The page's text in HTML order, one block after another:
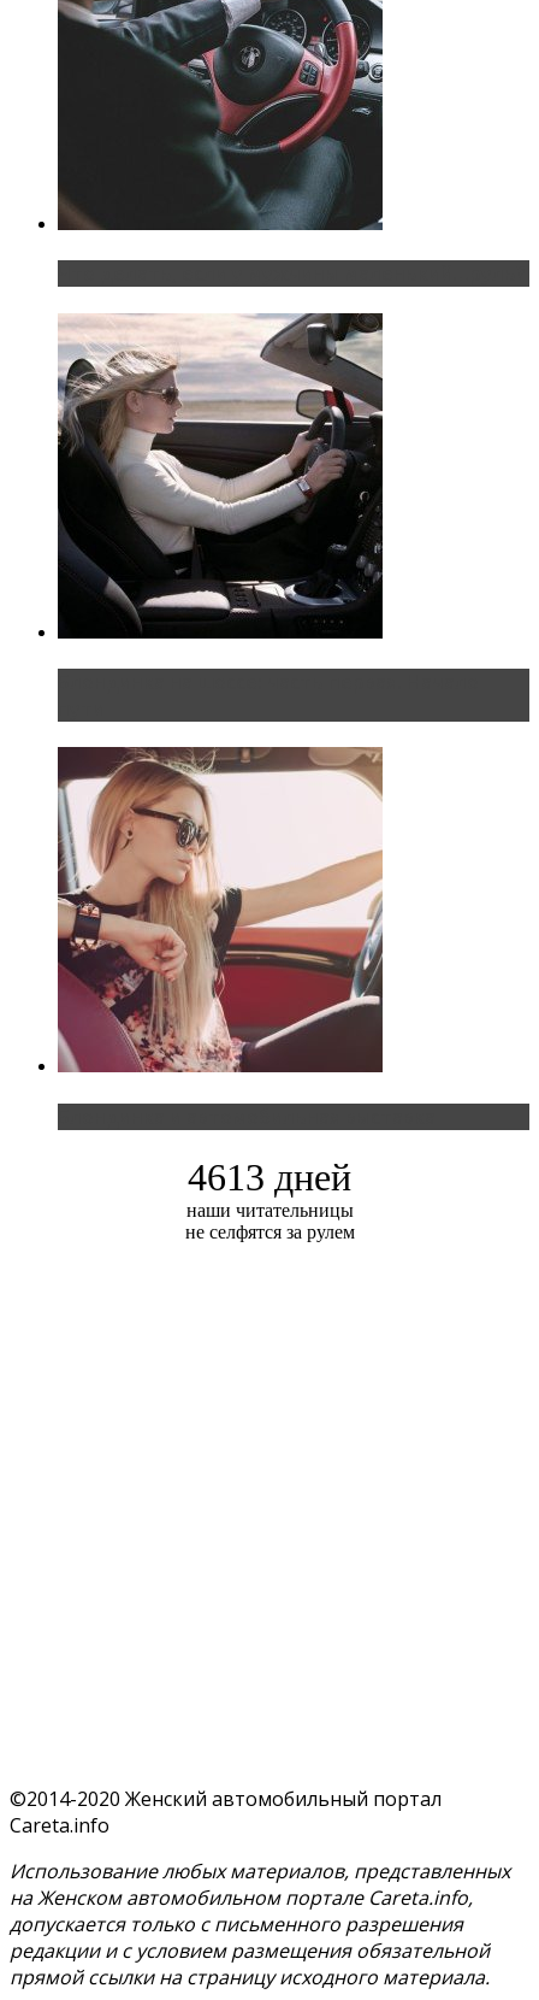
4613 дней
наши читательницы
не селфятся за рулем
©2014-2020 Женский автомобильный портал
Careta.info
Использование любых материалов, представленных
на Женском автомобильном портале Careta.info,
допускается только с письменного разрешения
редакции и с условием размещения обязательной
прямой ссылки на страницу исходного материала.